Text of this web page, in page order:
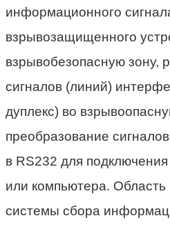
информационного
взрывозащищенного
взрывобезопасную зону,
сигналов (линий)
дуплекс) во
преобразование
в RS232 для
или компьютера. Область
системы сбора